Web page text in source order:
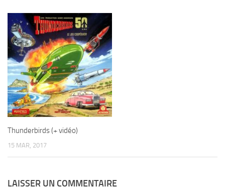
Thunderbirds (+ vidéo)
15 MAR, 2017
LAISSER UN COMMENTAIRE